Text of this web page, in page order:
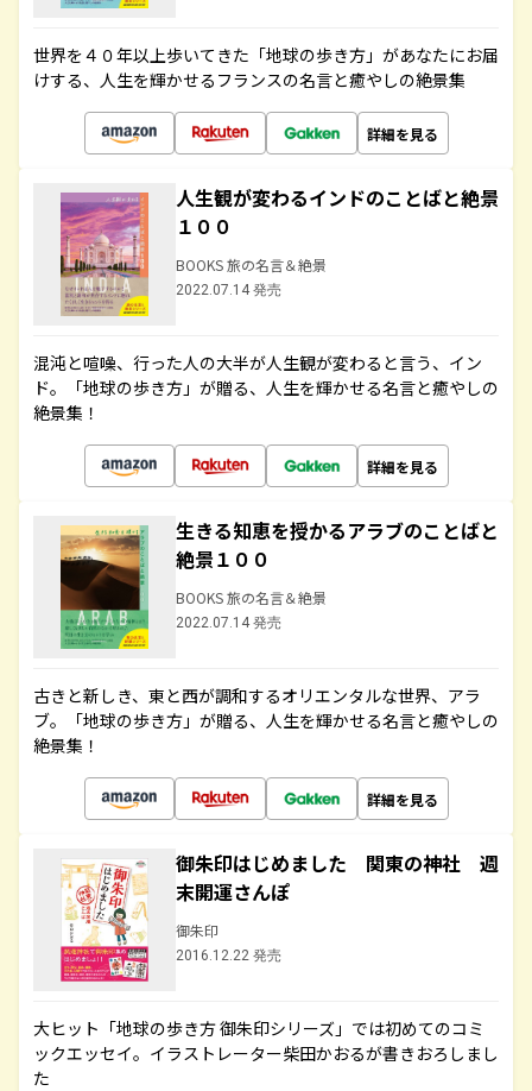
世界を４０年以上歩いてきた「地球の歩き方」があなたにお届
けする、人生を輝かせるフランスの名言と癒やしの絶景集
詳細を見る
人生観が変わるインドのことばと絶景
１００
BOOKS 旅の名言＆絶景
2022.07.14 発売
混沌と喧噪、行った人の大半が人生観が変わると言う、イン
ド。「地球の歩き方」が贈る、人生を輝かせる名言と癒やしの
絶景集！
詳細を見る
生きる知恵を授かるアラブのことばと
絶景１００
BOOKS 旅の名言＆絶景
2022.07.14 発売
古きと新しき、東と西が調和するオリエンタルな世界、アラ
ブ。「地球の歩き方」が贈る、人生を輝かせる名言と癒やしの
絶景集！
詳細を見る
御朱印はじめました 関東の神社 週
末開運さんぽ
御朱印
2016.12.22 発売
大ヒット「地球の歩き方 御朱印シリーズ」では初めてのコミ
ックエッセイ。イラストレーター柴田かおるが書きおろしまし
た